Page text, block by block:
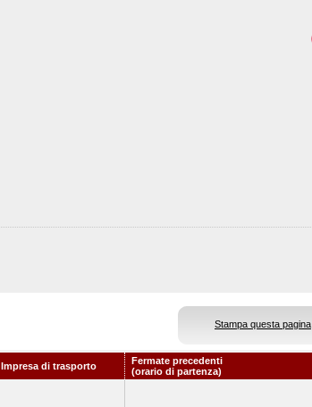
Stampa questa pagina
Impresa di trasporto
Fermate precedenti
(orario di partenza)